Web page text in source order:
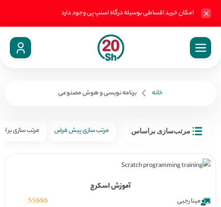
امکان خرید اقساطی بوسیله درگاه اسنپ پی وجود دارد
خانه برنامه نویسی و هوش مصنوعی
مرتب‌سازی براساس مرتب سازی پیش فرض مرتب سازی بر
آموزش اسکرچ
مینا رجبی